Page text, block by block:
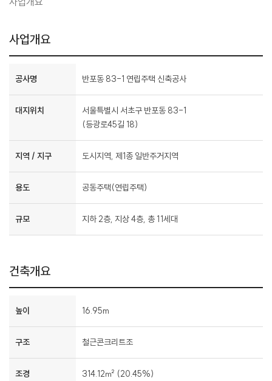
사업개요
공사명 반포동 83-1 연립주택 신축공사
대지위치
서울특별시 서초구 반포동 83-1
(등광로45길 18)
지역 / 지구 도시지역, 제1종 일반주거지역
용도 공동주택(연립주택)
규모 지하 2층, 지상 4층, 총 11세대
건축개요
높이 16.95m
구조 철근콘크리트조
조경
314.12㎡ (20.45%)